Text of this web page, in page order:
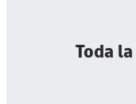
Toda